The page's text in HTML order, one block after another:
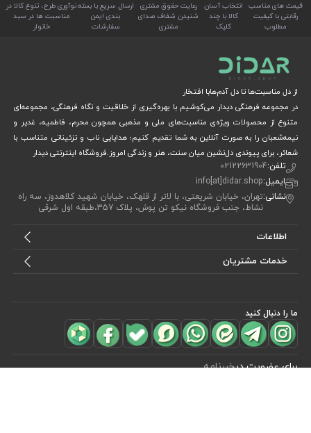
قیمت های مناسب
رقابتی با کیفیت
مطلوب
انتخاب آسان
کالا با چند
کلیک
رعایت حقوق مشتری
شنیدن شفاف صدای
مشتری
ارسال سریع با بسته
بندی ایمن
سفارشات
نوآوری طرح، تنوع کالا در
مناسبت ها در سبد
خانوار
از دل مناسبت‌ها تا دل آدم‌هابا افتخار
در مجموعه فرهنگی دیدار می‌کوشیم با بهره‌گیری از خلاقیت و نگاه فرهنگی، مجموعه‌ای
متنوع از محصولات ویژه‌ی مناسبت‌های ملی و مذهبی همچون محرم، فاطمیه، غدیر و
نیمه‌شعبان را به صورت آنلاین به شما تقدیم کنیم؛ هدایایی ناب و تزئیناتی متناسب با
شعائر، برای پیوندی دل‌نشین میان سنت، هنر و زندگی امروز.فروشگاه اینترنتی دیدار
تلفن:02122631904
ایمیل:info[at]didar.shop
نشانی:تهران، خیابان شریعتی، با لاتر از قلهک، خیابان شهید کلاهدوز، سه راه
نشاط، جنب فروشگاه نیکو تن پوش، پلاک 357،طبقه اول شرقی
اطلاعات
خدمات مشتریان
ما را دنبال کنید
برای عضویت درخبرنامه